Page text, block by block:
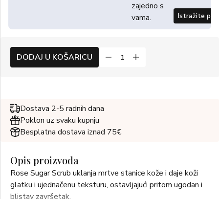
zajedno s
vama.
Istražite
DODAJ U KOŠARICU
Dostava 2-5 radnih dana
Poklon uz svaku kupnju
Besplatna dostava iznad 75€
Opis proizvoda
Rose Sugar Scrub uklanja mrtve stanice kože i daje koži
glatku i ujednačenu teksturu, ostavljajući pritom ugodan i
blistav završetak.